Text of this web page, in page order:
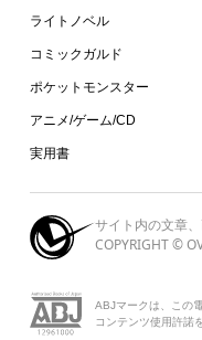
ライトノベル
コミックガルド
ポケットモンスター
アニメ/ゲーム/CD
実用書
サイト内の文章
COPYRIGHT ©
ABJマークは、この
コンテンツ使用許諾